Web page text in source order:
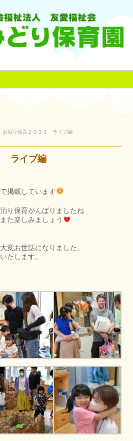
お泊り保育２０２３ ライブ編
ライブ編
掲載しています
保育がんばりましたね
た楽しみましょう
変お世話になりました。
たします。